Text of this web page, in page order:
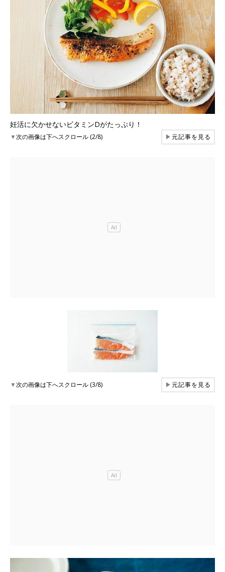
妊活に欠かせないビタミンDがたっぷり！
▼次の画像は下へスクロール (2/8) ▶元記事を見る
▼次の画像は下へスクロール (3/8) ▶元記事を見る